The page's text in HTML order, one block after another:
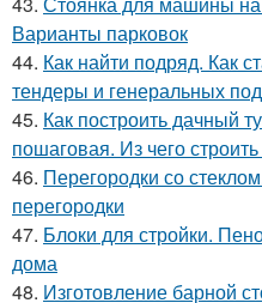
Варианты парковок
44. Как найти подряд. Как
тендеры и генеральных
45. Как построить дачный
пошаговая. Из чего
46. Перегородки со
перегородки
47. Блоки для стройки.
дома
48. Изготовление барной